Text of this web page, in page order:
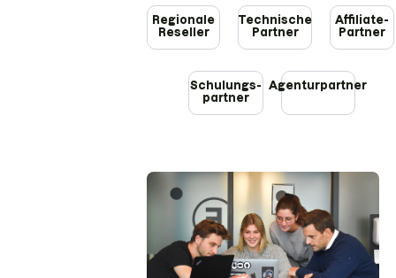
Regionale
Reseller
Technische
Partner
Affiliate-
Partner
Schulungs­
partner
Agenturpartner